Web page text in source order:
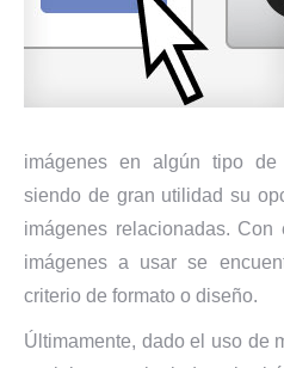
imágenes en algún tipo de
siendo de gran utilidad su
imágenes relacionadas.
imágenes a usar se
criterio de formato o diseño.
Últimamente, dado el uso de